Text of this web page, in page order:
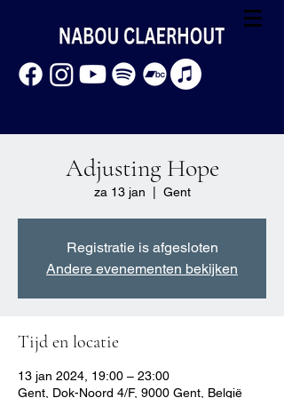
Adjusting Hope
za 13 jan Gent
Registratie is afgesloten
Andere evenementen bekijken
Tijd en locatie
13 jan 2024, 19:00 – 23:00
Gent, Dok-Noord 4/F, 9000 Gent, België